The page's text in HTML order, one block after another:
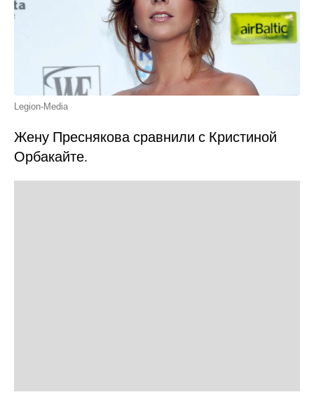
Legion-Media
Жену Преснякова сравнили с Кристиной
Орбакайте.